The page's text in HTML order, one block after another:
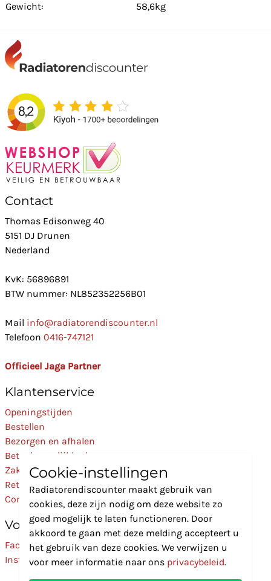
Gewicht: 58,6kg
Contact
Thomas Edisonweg 40
5151 DJ Drunen
Nederland
KvK: 56896891
BTW nummer: NL852352256B01
Mail info@radiatorendiscounter.nl
Telefoon 0416-747121
Officieel Jaga Partner
Klantenservice
Openingstijden
Bestellen
Bezorgen en afhalen
Betaalmogelijkheden
Zakelijk
Retourneren
Contact
Volg Ons
Facebook
Instagram
Cookie-instellingen
Radiatorendiscounter maakt gebruik van
cookies, deze zijn nodig om deze website zo
goed mogelijk te laten functioneren. Door
akkoord te gaan met deze melding accepteert u
het gebruik van deze cookies. We verwijzen u
voor meer informatie naar ons privacybeleid.